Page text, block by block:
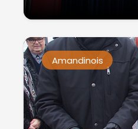
Amandinois